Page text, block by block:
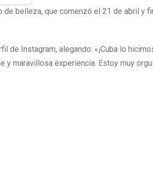
belleza, que comenzó el 21 de abril y
de Instagram, alegando: «¡Cuba lo
maravillosa experiencia. Estoy muy